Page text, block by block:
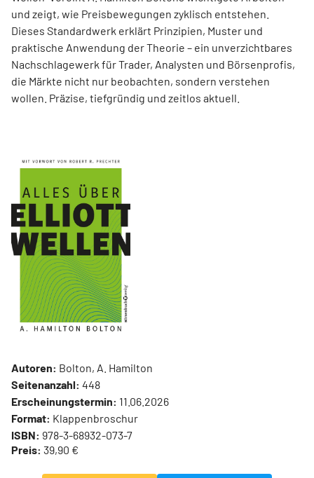
und zeigt, wie Preisbewegungen zyklisch entstehen.
Dieses Standardwerk erklärt Prinzipien, Muster und
praktische Anwendung der Theorie – ein unverzichtbares
Nachschlagewerk für Trader, Analysten und Börsenprofis,
die Märkte nicht nur beobachten, sondern verstehen
wollen. Präzise, tiefgründig und zeitlos aktuell.
Autoren: Bolton, A. Hamilton
Seitenanzahl: 448
Erscheinungstermin: 11.06.2026
Format: Klappenbroschur
ISBN: 978-3-68932-073-7
Preis: 39,90 €